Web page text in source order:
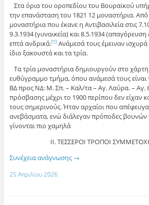
Στα όρια του οροπεδίου του Βουραϊκού
την επανάσταση του 1821 12 μοναστήρια. Από
μοναστήρια που έκανε η Αντιβασιλεία στις
9.3.1934 (γυναικεία) και 8.5.1934
επτά ανδρικά.[1]Ανάμεσά τους έμειναν ισχυρά
ίδιο ξακουστά και τα τρία.
Τα τρία μοναστήρια δημιουργούν στο
ευθύγραμμο τμήμα, όπου ανάμεσά τους
ΒΔ προς ΝΔ: Μ. Σπ. – Καλ/τα – Αγ. Λαύρα. – Αγ.
πρόσβασης μέχρι το 1900 περίπου δεν είχαν
τους σημερινούς. Ήταν αρχαίοι που
ανεβάσματα, ενώ διάλεγαν πρόποδες βουνών
γίνονται πιο χαμηλά
ΙΙ. ΤΕΣΣΕΡΟΙ ΤΡΟΠΟΙ
Συνέχεια ανάγνωσης →
25 Απριλίου 2026